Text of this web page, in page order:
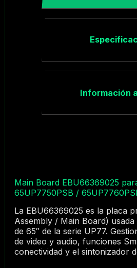
Información
Main Board EBU66369025
65UP7750PSB /
La EBU66369025 es la placa
Assembly / Main Board)
de 65″ de la serie UP77.
de video y audio, funciones
conectividad y el sintonizador